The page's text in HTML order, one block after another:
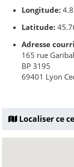
Longitude:
Latitude:
Adresse
165 rue
BP 3195
69401 Lyon
Localiser ce